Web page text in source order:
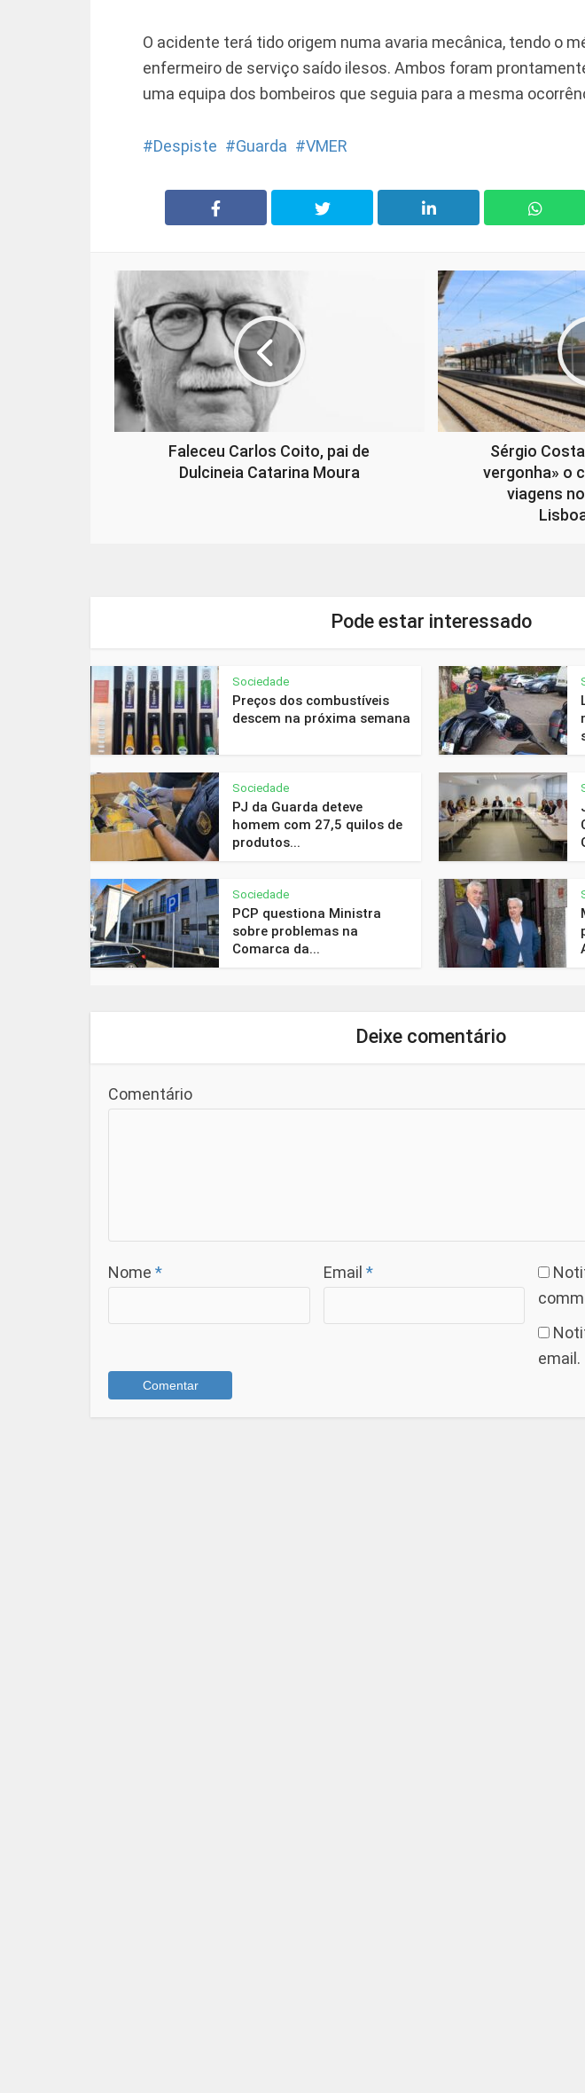
O acidente terá tido origem numa avaria mecânica, tendo o
enfermeiro de serviço saído ilesos. Ambos foram
uma equipa dos bombeiros que seguia para a mesma
Despiste Guarda VMER
Faleceu Carlos Coito, pai de
Dulcineia Catarina Moura
Sérgio
vergonha» o
viagens
Pode estar interessado
Sociedade
Preços dos combustíveis
descem na próxima semana
Sociedade
PJ da Guarda deteve
homem com 27,5 quilos de
produtos...
Sociedade
PCP questiona Ministra
sobre problemas na
Comarca da...
Deixe comentário
Comentário
Nome * Email *
email.